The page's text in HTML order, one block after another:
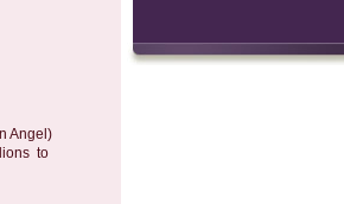
Angel)
to